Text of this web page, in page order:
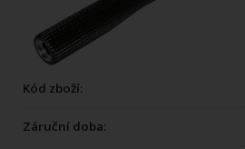
Kód zboží:
Záruční doba: